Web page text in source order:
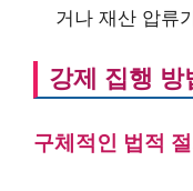
거나 재산 압류
강제 집행 방
구체적인 법적